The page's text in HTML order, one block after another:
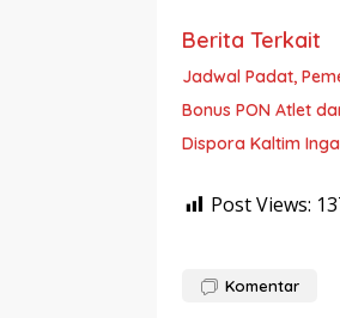
Berita Terkait
Jadwal Padat,
Bonus PON Atlet
Dispora Kaltim
Post Views:
Komentar